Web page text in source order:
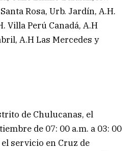
Rosa, Urb. Jardín, A.H.
Villa Perú Canadá, A.H
A.H Las Mercedes y
de Chulucanas, el
de 07: 00 a.m. a 03: 00
servicio en Cruz de